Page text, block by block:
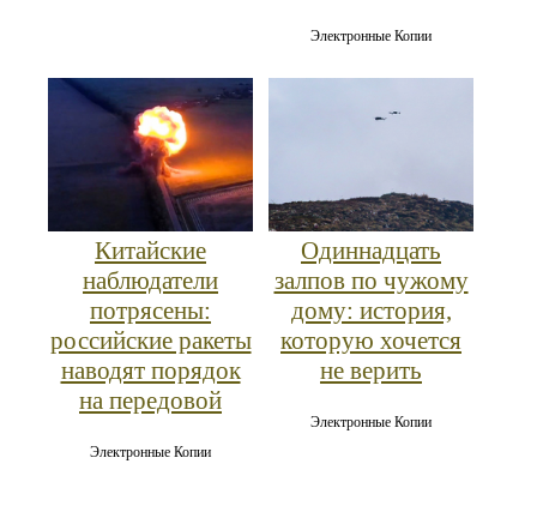
Электронные Копии
Китайские
наблюдатели
потрясены:
российские ракеты
наводят порядок
на передовой
Электронные Копии
Одиннадцать
залпов по чужому
дому: история,
которую хочется
не верить
Электронные Копии